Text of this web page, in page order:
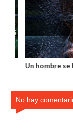
Un hombre se
No hay